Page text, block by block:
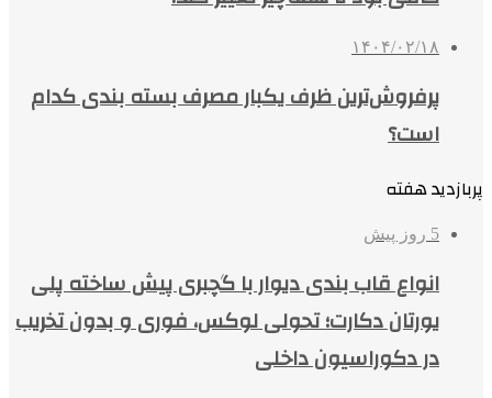
۱۴۰۴/۰۲/۱۸
پرفروش‌ترین ظرف یکبار مصرف بسته بندی کدام
است؟
پربازدید هفته
5 روز پیش
انواع قاب بندی دیوار با گچبری پیش ساخته پلی
یورتان دکارت؛ تحولی لوکس، فوری و بدون تخریب
در دکوراسیون داخلی